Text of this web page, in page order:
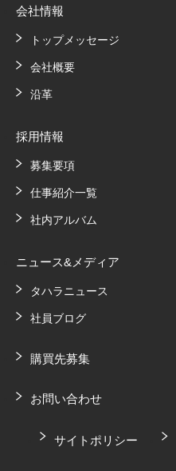
会社情報
トップメッセージ
会社概要
沿革
採用情報
募集要項
仕事紹介一覧
社内アルバム
ニュース&メディア
タハラニュース
社員ブログ
購買先募集
お問い合わせ
サイトポリシー